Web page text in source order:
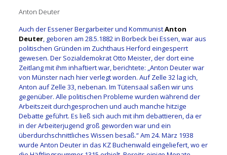
Anton Deuter
Auch der Essener Bergarbeiter und KommunistAnton
Deuter, geboren am 28.5.1882 in Borbeck bei Essen, war aus
politischen Gründen im Zuchthaus Herford eingesperrt
gewesen. Der Sozialdemokrat Otto Meister, der dort eine
Zeitlang mit ihm inhaftiert war, berichtete: „Anton Deuter war
von Münster nach hier verlegt worden. Auf Zelle 32 lag ich,
Anton auf Zelle 33, nebenan. Im Tütensaal saßen wir uns
gegenüber. Alle politischen Probleme wurden während der
Arbeitszeit durchgesprochen und auch manche hitzige
Debatte geführt. Es ließ sich auch mit ihm debattieren, da er
in der Arbeiterjugend groß geworden war und ein
überdurchschnittliches Wissen besaß.“ Am 24. März 1938
wurde Anton Deuter in das KZ Buchenwald eingeliefert, wo er